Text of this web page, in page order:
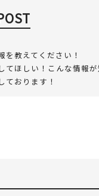
を教えてください！
てほしい！こんな情報
ております！